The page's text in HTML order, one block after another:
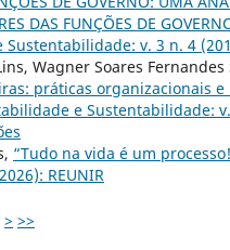
DAS FUNÇÕES DE
v. 3 n. 4
Wagner Soares Fernandes
práticas organizacionais
e Sustentabilidade:
“Tudo na vida é um
REUNIR
> >>